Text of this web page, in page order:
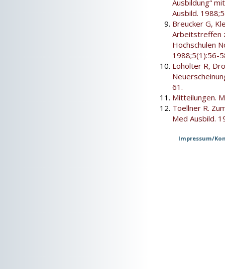
Ausbildung“
Ausbild.
Breucker G,
Arbeitstreffen
Hochschulen
1988;5(1):56-
Lohölter R,
61.
Mitteilungen.
Toellner R.
Med Ausbild.
Impressum/